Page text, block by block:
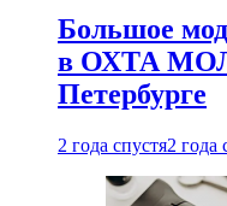
Большое
в ОХТА
Петербурге
2 года спустя2 года